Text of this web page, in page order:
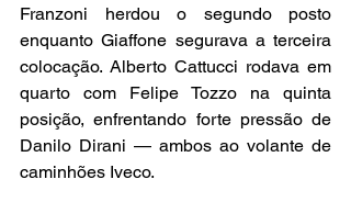
Franzoni herdou o segundo posto
enquanto Giaffone segurava a terceira
colocação. Alberto Cattucci rodava em
quarto com Felipe Tozzo na quinta
posição, enfrentando forte pressão de
Danilo Dirani — ambos ao volante de
caminhões Iveco.